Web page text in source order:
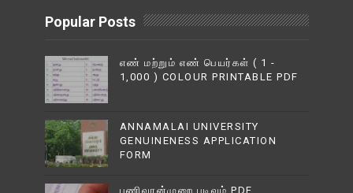
Popular Posts
எண் மற்றும் எண் பெயர்கள் ( 1 -
1,000 ) COLOUR PRINTABLE PDF
ANNAMALAI UNIVERSITY
GENUINENESS APPLICATION
FORM
பணிவரன்முறை படிவம் PDF